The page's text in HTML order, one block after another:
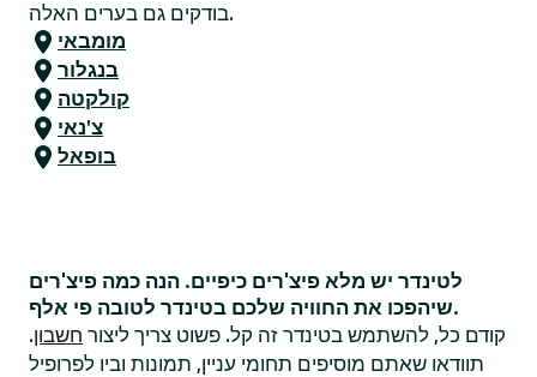
בודקים גם בערים האלה.
מומבאי
בנגלור
קולקטה
צ'נאי
בופאל
לטינדר יש מלא פיצ'רים כיפיים. הנה כמה פיצ'רים
שיהפכו את החוויה שלכם בטינדר לטובה פי אלף.
קודם כל, להשתמש בטינדר זה קל. פשוט צריך ליצור חשבון.
תוודאו שאתם מוסיפים תחומי עניין, תמונות וביו לפרופיל